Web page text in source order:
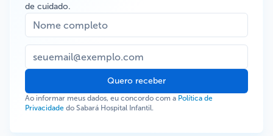
de cuidado.
Quero receber
Ao informar meus dados, eu concordo com a Política de
Privacidade do Sabará Hospital Infantil.